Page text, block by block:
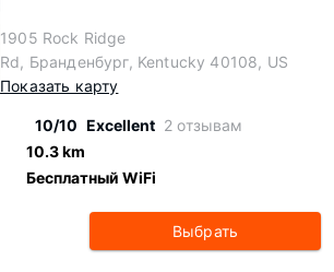
1905 Rock Ridge
Rd, Бранденбург, Kentucky 40108, US
Показать карту
10/10 Excellent 2 отзывам
10.3 km
Бесплатный WiFi
Выбрать